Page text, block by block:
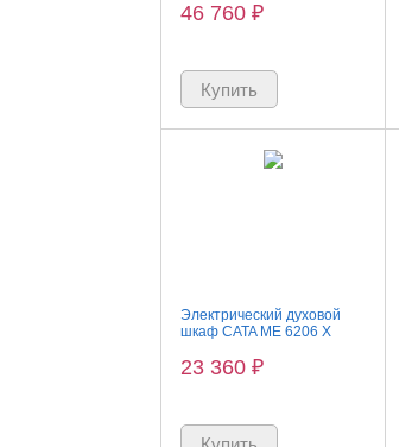
46 760 ₽
Электрический духовой
шкаф CATA ME 6206 X
23 360 ₽